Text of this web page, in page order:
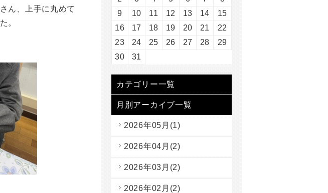
ん、上手に丸めて
。
9
10 11 12 13 14
15
16
17 18 19 20 21
22
23
24 25 26 27 28
29
30
31
カテゴリー一覧
月別アーカイブ一覧
2026年05月(1)
2026年04月(2)
2026年03月(2)
2026年02月(2)